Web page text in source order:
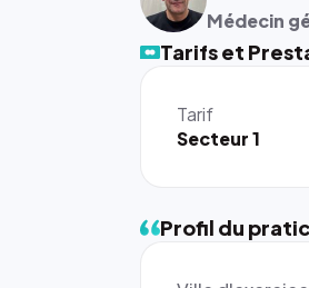
Médecin
Tarifs et
Tarif
Secteur 1
Profil du